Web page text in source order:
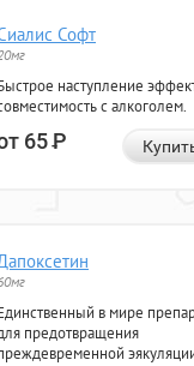
Софт
наступление
с алкоголем.
65Р
в мире
предотвращения